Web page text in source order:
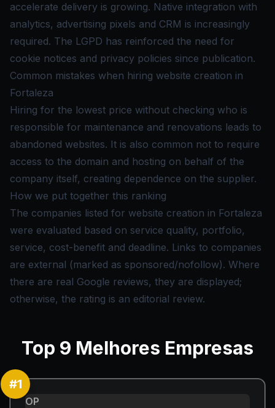
accelerate delivery is growing. Native integration with
analytics, advertising pixels and CRM is increasingly
required. The LGPD has reinforced the need for
cookie notices and privacy policies since publication.
Common mistakes when hiring website creation in
Fortaleza
Hiring for the lowest price without checking who is
responsible for maintenance and renovations leads to
abandoned websites. It is also common not to require
access to the domain and hosting on behalf of the
company itself, creating dependence on the supplier.
How we put together this ranking
The companies listed for website creation in Fortaleza
were evaluated based on service quality, portfolio,
service, cost-benefit and deadline. Links to companies
are external (marked as sponsored/nofollow). Where
there are real Google reviews, they are displayed;
otherwise, the rating is an editorial review.
Top 9 Melhores Empresas
#1
OP